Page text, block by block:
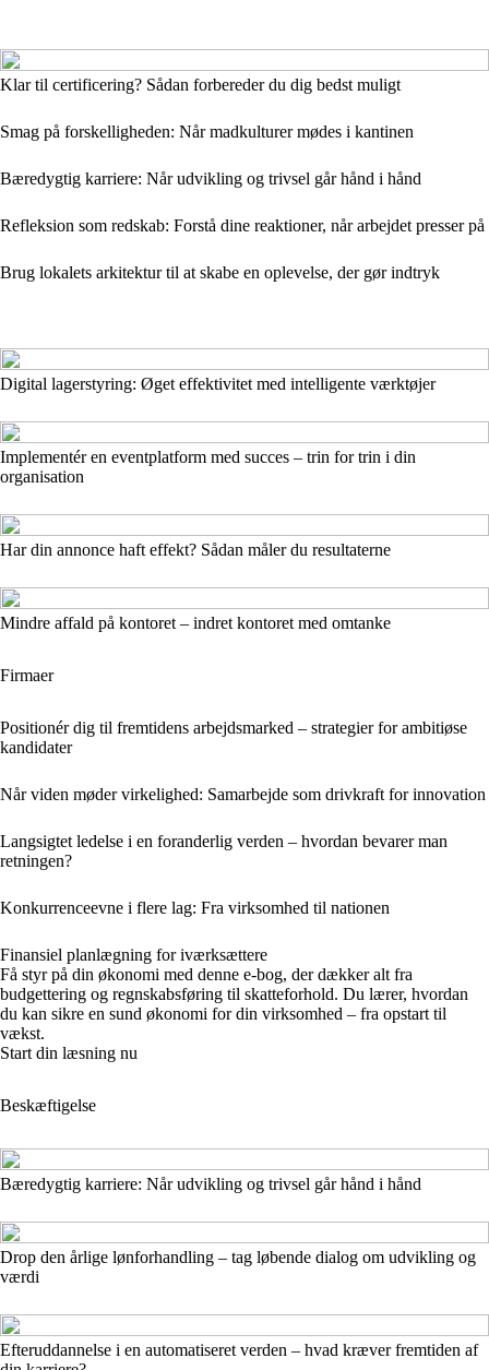
Klar til certificering? Sådan forbereder du dig bedst muligt
Smag på forskelligheden: Når madkulturer mødes i kantinen
Bæredygtig karriere: Når udvikling og trivsel går hånd i hånd
Refleksion som redskab: Forstå dine reaktioner, når arbejdet presser på
Brug lokalets arkitektur til at skabe en oplevelse, der gør indtryk
Digital lagerstyring: Øget effektivitet med intelligente værktøjer
Implementér en eventplatform med succes – trin for trin i din
organisation
Har din annonce haft effekt? Sådan måler du resultaterne
Mindre affald på kontoret – indret kontoret med omtanke
Firmaer
Positionér dig til fremtidens arbejdsmarked – strategier for ambitiøse
kandidater
Når viden møder virkelighed: Samarbejde som drivkraft for innovation
Langsigtet ledelse i en foranderlig verden – hvordan bevarer man
retningen?
Konkurrenceevne i flere lag: Fra virksomhed til nationen
Finansiel planlægning for iværksættere
Få styr på din økonomi med denne e-bog, der dækker alt fra
budgettering og regnskabsføring til skatteforhold. Du lærer, hvordan
du kan sikre en sund økonomi for din virksomhed – fra opstart til
vækst.
Start din læsning nu
Beskæftigelse
Bæredygtig karriere: Når udvikling og trivsel går hånd i hånd
Drop den årlige lønforhandling – tag løbende dialog om udvikling og
værdi
Efteruddannelse i en automatiseret verden – hvad kræver fremtiden af